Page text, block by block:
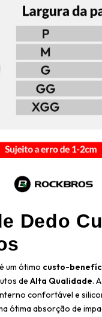
Dedo
é um ótimo custo-
de Alta Qualidade.
confortável e
ótima absorção de